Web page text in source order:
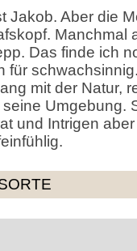
Jakob. Aber die
Manchmal
Das finde ich
für
mit der Natur,
Umgebung.
und Intrigen